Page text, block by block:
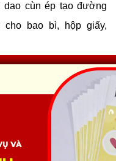
dao cùn ép tạo đường
bao bì, hộp giấy,